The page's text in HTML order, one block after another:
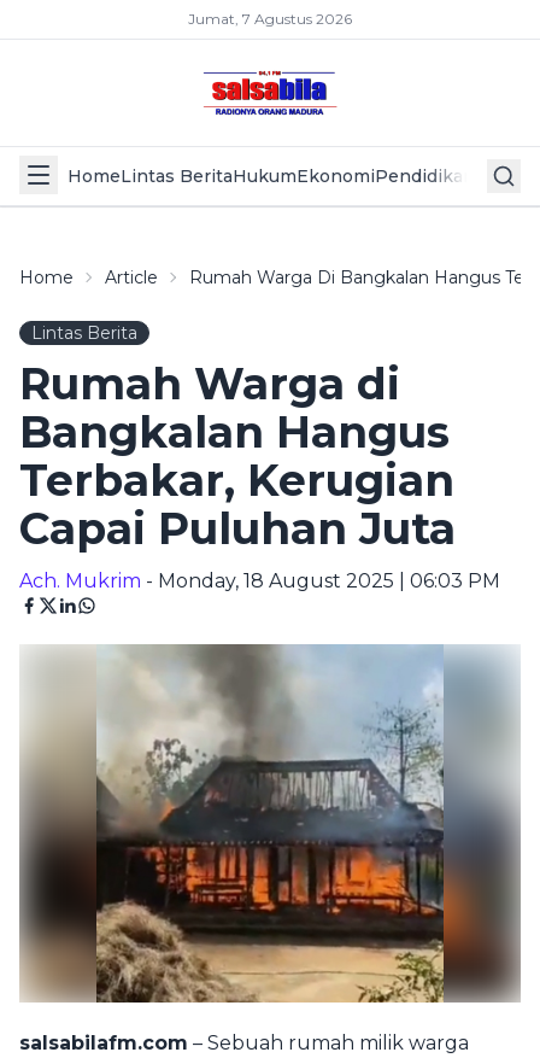
Jumat, 7 Agustus 2026
HomeLintas BeritaHukumEkonomiPendidikan Politik
Home Article Rumah Warga Di Bangkalan Hangus
Lintas Berita
Rumah Warga di
Bangkalan Hangus
Terbakar, Kerugian
Capai Puluhan Juta
Ach. Mukrim - Monday, 18 August 2025 | 06:03 PM
salsabilafm.com – Sebuah rumah milik warga